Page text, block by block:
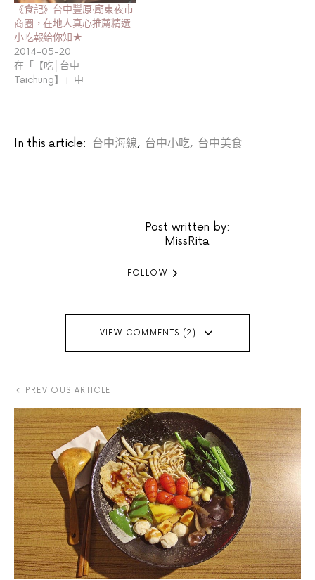
《食記》台中豐原‧廟東夜市
商圈，在地人真心推薦精選
小吃報給你知★
2014-05-20
在「【吃│台中
Taichung】」中
In this article: 台中海線, 台中小吃, 台中美食
Post written by:
MissRita
FOLLOW
VIEW COMMENTS (2)
PREVIOUS ARTICLE